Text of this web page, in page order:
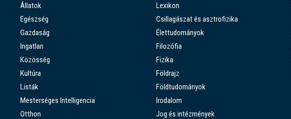
Állatok
Egészség
Gazdaság
Ingatlan
Közösség
Kultúra
Listák
Mesterséges Intelligencia
Otthon
Lexikon
Csillagászat és asztrofizika
Élettudományok
Filozófia
Fizika
Földrajz
Földtudományok
Irodalom
Jog és intézmények